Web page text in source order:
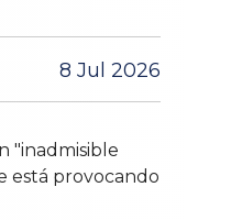
8 Jul 2026
"inadmisible
está provocando